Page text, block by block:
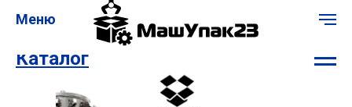
Меню
Каталог